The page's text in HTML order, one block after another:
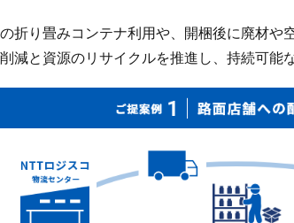
折り畳みコンテナ利用や、開梱後に廃材や
減と資源のリサイクルを推進し、持続可能